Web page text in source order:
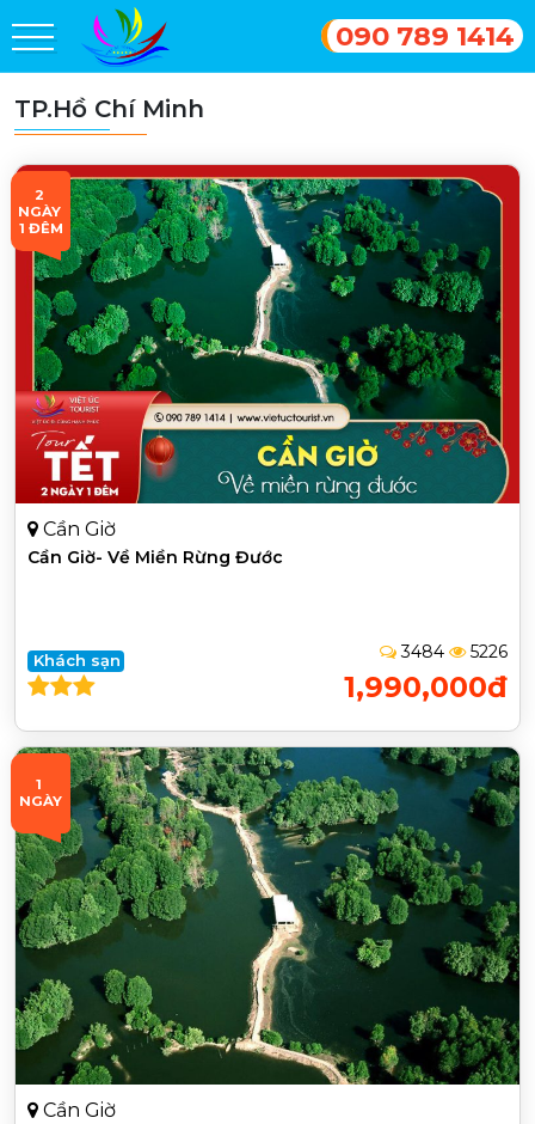
090 789 1414
TP.Hồ Chí Minh
2
NGÀY
1 ĐÊM
Cần Giờ
Cần Giờ- Về Miền Rừng Đước
Khách sạn 3484 5226
1,990,000đ
1
NGÀY
Cần Giờ